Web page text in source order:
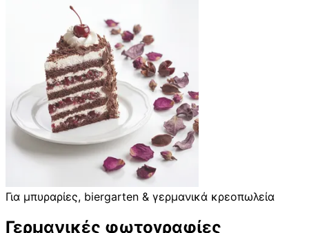
Για μπυραρίες, biergarten & γερμανικά κρεοπωλεία
Γερμανικές φωτογραφίες